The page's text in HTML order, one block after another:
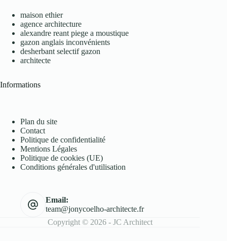
maison ethier
agence architecture
alexandre reant piege a moustique
gazon anglais inconvénients
desherbant selectif gazon
architecte
Informations
Plan du site
Contact
Politique de confidentialité
Mentions Légales
Politique de cookies (UE)
Conditions générales d'utilisation
Email:
team@jonycoelho-architecte.fr
Copyright © 2026 - JC Architect